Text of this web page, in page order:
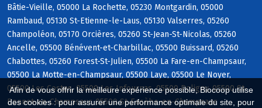
Afin de vous offrir la meilleure expérience possible, Biocoop utilise
des cookies : pour assurer une performance optimale du site, pour
Bâtie-Vieille, 05000 La Rochette, 05230 Montgardin, 05000
Rambaud, 05130 St-Etienne-le-Laus, 05130 Valserres, 05260
Champoléon, 05170 Orcières, 05260 St-Jean-St-Nicolas, 05260
Ancelle, 05500 Bénévent-et-Charbillac, 05500 Buissard, 05260
Chabottes, 05260 Forest-St-Julien, 05500 La Fare-en-Champsaur,
05500 La Motte-en-Champsaur, 05500 Laye, 05500 Le Noyer,
05500 Les Costes, 05500 Les Infournas, 05500 Poligny, 05500 St-
Bonnet-en-Champsaur, 05500 St-Eusèbe-en-Champsaur